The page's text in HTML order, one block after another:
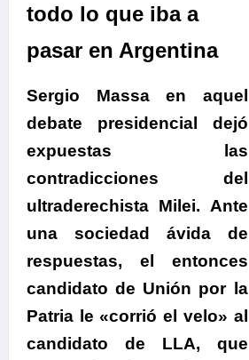
todo lo que iba a
pasar en Argentina
Sergio Massa en aquel
debate presidencial dejó
expuestas las
contradicciones del
ultraderechista Milei. Ante
una sociedad ávida de
respuestas, el entonces
candidato de Unión por la
Patria le «corrió el velo» al
candidato de LLA, que